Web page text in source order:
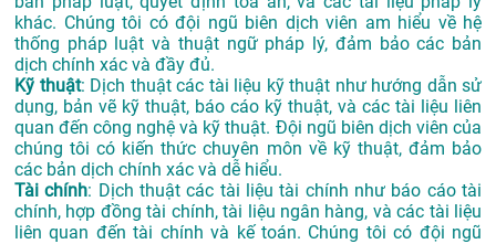
khác. Chúng tôi có đội ngũ biên dịch viên am hiểu về hệ
thống pháp luật và thuật ngữ pháp lý, đảm bảo các bản
dịch chính xác và đầy đủ.
Kỹ thuật: Dịch thuật các tài liệu kỹ thuật như hướng dẫn sử
dụng, bản vẽ kỹ thuật, báo cáo kỹ thuật, và các tài liệu liên
quan đến công nghệ và kỹ thuật. Đội ngũ biên dịch viên của
chúng tôi có kiến thức chuyên môn về kỹ thuật, đảm bảo
các bản dịch chính xác và dễ hiểu.
Tài chính: Dịch thuật các tài liệu tài chính như báo cáo tài
chính, hợp đồng tài chính, tài liệu ngân hàng, và các tài liệu
liên quan đến tài chính và kế toán. Chúng tôi có đội ngũ